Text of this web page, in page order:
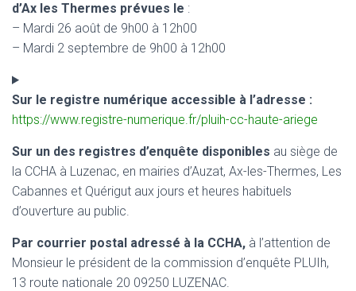
d’Ax les Thermes prévues le :
– Mardi 26 août de 9h00 à 12h00
– Mardi 2 septembre de 9h00 à 12h00
Sur le registre numérique accessible à l’adresse :
https://www.registre-numerique.fr/pluih-cc-haute-ariege
Sur un des registres d’enquête disponibles au siège de
la CCHA à Luzenac, en mairies d’Auzat, Ax-les-Thermes, Les
Cabannes et Quérigut aux jours et heures habituels
d’ouverture au public.
Par courrier postal adressé à la CCHA, à l’attention de
Monsieur le président de la commission d’enquête PLUIh,
13 route nationale 20 09250 LUZENAC.